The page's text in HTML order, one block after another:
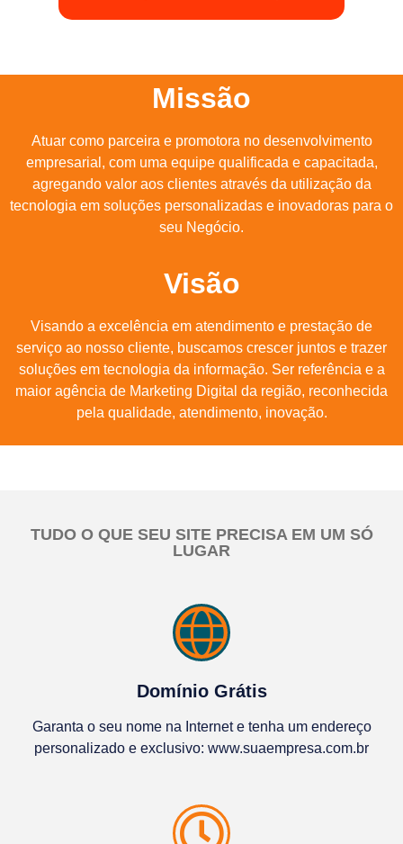
Missão
Atuar como parceira e promotora no desenvolvimento
empresarial, com uma equipe qualificada e capacitada,
agregando valor aos clientes através da utilização da
tecnologia em soluções personalizadas e inovadoras para o
seu Negócio.
Visão
Visando a excelência em atendimento e prestação de
serviço ao nosso cliente, buscamos crescer juntos e trazer
soluções em tecnologia da informação. Ser referência e a
maior agência de Marketing Digital da região, reconhecida
pela qualidade, atendimento, inovação.
TUDO O QUE SEU SITE PRECISA EM UM SÓ
LUGAR
Domínio Grátis
Garanta o seu nome na Internet e tenha um endereço
personalizado e exclusivo: www.suaempresa.com.br